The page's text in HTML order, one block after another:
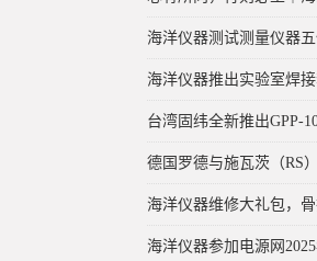
海洋仪器测试测量仪器
海洋仪器推出实验室焊
德国罗德与施瓦茨（RS
海洋仪器维修大礼包，